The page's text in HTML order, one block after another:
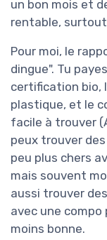
un bon mois et
rentable, surtout
Pour moi, le
dingue". Tu
certification bio,
plastique, et le
facile à trouver
peux trouver
peu plus chers
mais souvent
aussi trouver
avec une compo
moins bonne.